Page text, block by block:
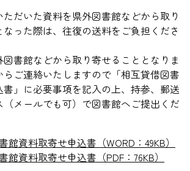
ただいた資料を県外図書館などから取り
った際は、往復の送料をご負担くださ
書館などから取り寄せることとなりま
らご連絡いたしますので「相互貸借図書
」に必要事項を記入の上、持参、郵送
（メールでも可）で図書館へご提出くだ
館資料取寄せ申込書（WORD：49KB）
館資料取寄せ申込書（PDF：76KB）